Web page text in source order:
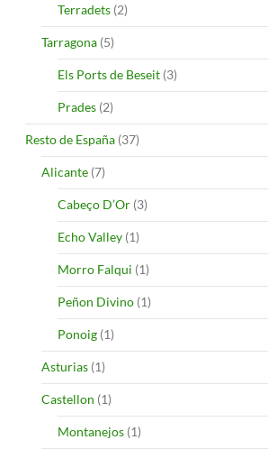
Terradets (2)
Tarragona (5)
Els Ports de Beseit (3)
Prades (2)
Resto de España (37)
Alicante (7)
Cabeço D’Or (3)
Echo Valley (1)
Morro Falqui (1)
Peñon Divino (1)
Ponoig (1)
Asturias (1)
Castellon (1)
Montanejos (1)